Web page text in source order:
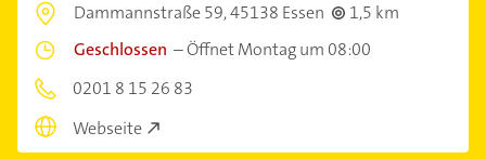
Dammannstraße 59,45138 Essen
1,5 km
Geschlossen –Öffnet Montag um 08:00
0201 8 15 26 83
Webseite